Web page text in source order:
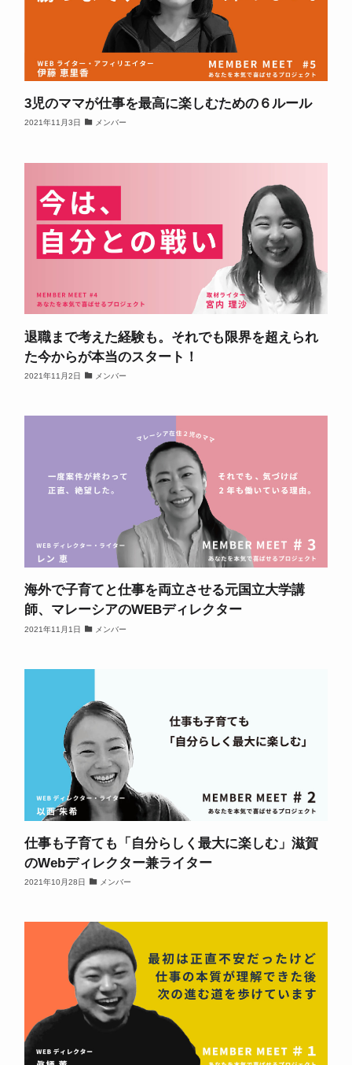
3児のママが仕事を最高に楽しむための６ルール
2021年11月3日 メンバー
退職まで考えた経験も。それでも限界を超えられ
た今からが本当のスタート！
2021年11月2日 メンバー
海外で子育てと仕事を両立させる元国立大学講
師、マレーシアのWEBディレクター
2021年11月1日 メンバー
仕事も子育ても「自分らしく最大に楽しむ」滋賀
のWebディレクター兼ライター
2021年10月28日 メンバー